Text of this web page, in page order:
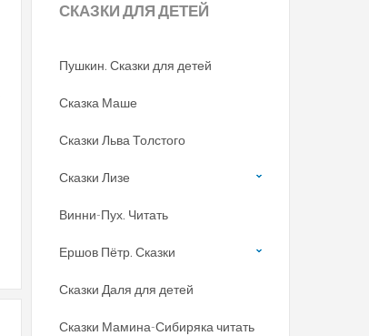
СКАЗКИДЛЯ ДЕТЕЙ
Пушкин. Сказки для детей
Сказка Маше
Сказки Льва Толстого
Сказки Лизе
Винни-Пух. Читать
Ершов Пётр. Сказки
Сказки Даля для детей
Сказки Мамина-Сибиряка читать